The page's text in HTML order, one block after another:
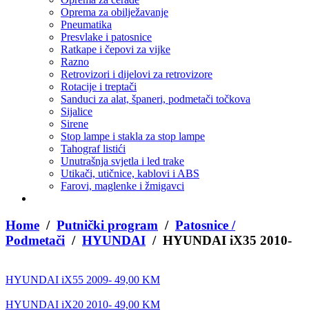
Oprema za obilježavanje
Pneumatika
Presvlake i patosnice
Ratkape i čepovi za vijke
Razno
Retrovizori i dijelovi za retrovizore
Rotacije i treptači
Sanduci za alat, španeri, podmetači točkova
Sijalice
Sirene
Stop lampe i stakla za stop lampe
Tahograf listići
Unutrašnja svjetla i led trake
Utikači, utičnice, kablovi i ABS
Farovi, maglenke i žmigavci
Home / Putnički program / Patosnice /
Podmetači / HYUNDAI / HYUNDAI iX35 2010-
HYUNDAI iX55 2009- 49,00 KM
HYUNDAI iX20 2010- 49,00 KM